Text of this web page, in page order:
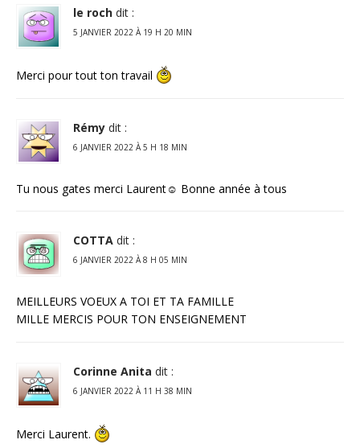
le roch dit :
5 JANVIER 2022 À 19 H 20 MIN
Merci pour tout ton travail
Rémy dit :
6 JANVIER 2022 À 5 H 18 MIN
Tu nous gates merci Laurent☺️ Bonne année à tous
COTTA dit :
6 JANVIER 2022 À 8 H 05 MIN
MEILLEURS VOEUX A TOI ET TA FAMILLE
MILLE MERCIS POUR TON ENSEIGNEMENT
Corinne Anita dit :
6 JANVIER 2022 À 11 H 38 MIN
Merci Laurent.